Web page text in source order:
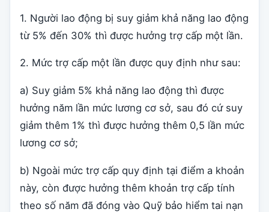
1. Người lao động bị suy giảm khả năng lao động
từ 5% đến 30% thì được hưởng trợ cấp một lần.
2. Mức trợ cấp một lần được quy định như sau:
a) Suy giảm 5% khả năng lao động thì được
hưởng năm lần mức lương cơ sở, sau đó cứ suy
giảm thêm 1% thì được hưởng thêm 0,5 lần mức
lương cơ sở;
b) Ngoài mức trợ cấp quy định tại điểm a khoản
này, còn được hưởng thêm khoản trợ cấp tính
theo số năm đã đóng vào Quỹ bảo hiểm tai nạn